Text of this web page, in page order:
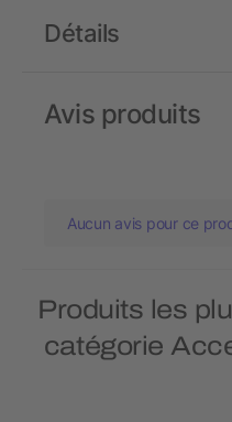
Détails
Avis produits
Aucun avis pour ce
Produits les
catégorie